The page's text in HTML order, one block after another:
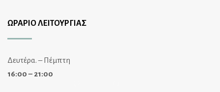
ΩΡΑΡΙΟ ΛΕΙΤΟΥΡΓΙΑΣ
Δευτέρα. – Πέμπτη
16:00 – 21:00